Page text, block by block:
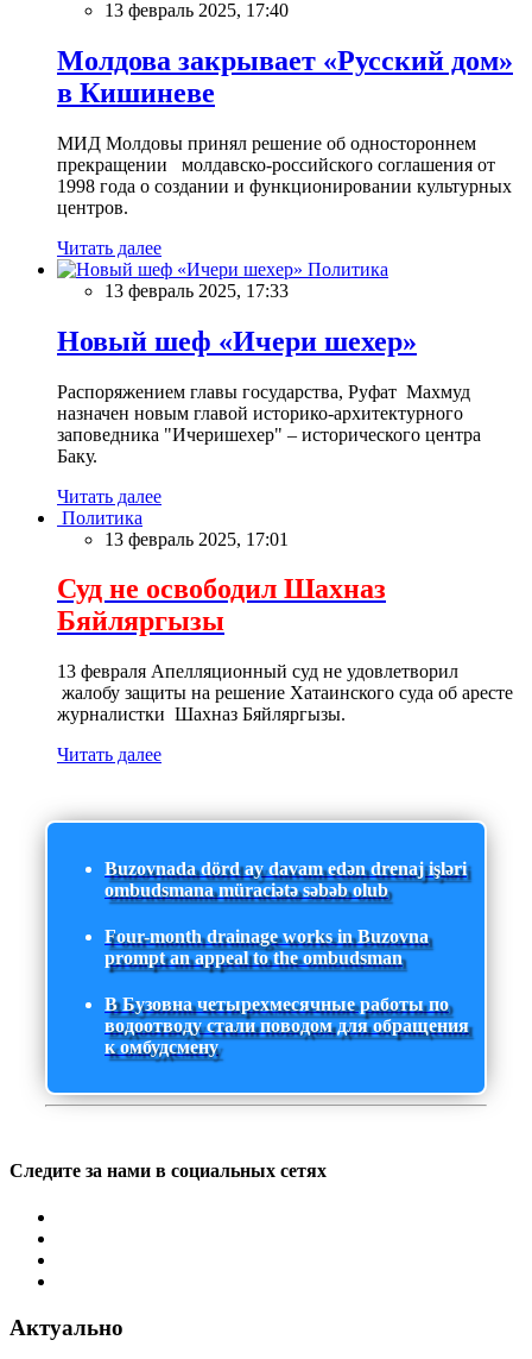
13 февраль 2025, 17:40
Молдова закрывает «Русский дом»
в Кишиневе
МИД Молдовы принял решение об одностороннем
прекращении молдавско-российского соглашения от
1998 года о создании и функционировании культурных
центров.
Читать далее
Политика
13 февраль 2025, 17:33
Новый шеф «Ичери шехер»
Распоряжением главы государства, Руфат Махмуд
назначен новым главой историко-архитектурного
заповедника "Ичеришехер" – исторического центра
Баку.
Читать далее
Политика
13 февраль 2025, 17:01
Суд не освободил Шахназ
Бяйляргызы
13 февраля Апелляционный суд не удовлетворил
жалобу защиты на решение Хатаинского суда об аресте
журналистки Шахназ Бяйляргызы.
Читать далее
Buzovnada dörd ay davam edən drenaj işləri
ombudsmana müraciətə səbəb olub
Four-month drainage works in Buzovna
prompt an appeal to the ombudsman
В Бузовна четырехмесячные работы по
водоотводу стали поводом для обращения
к омбудсмену
Следите за нами в социальных сетях
Актуально